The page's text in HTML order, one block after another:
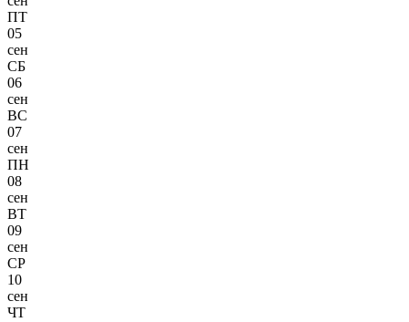
ПТ
05
сен
СБ
06
сен
ВС
07
сен
ПН
08
сен
ВТ
09
сен
СР
10
сен
ЧТ